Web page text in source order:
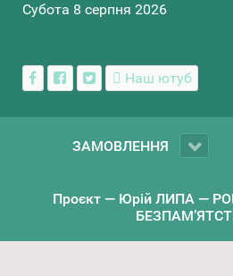
Субота 8 серпня 2026
Наш ютуб
ЗАМОВЛЕННЯ
Проєкт — Юрій ЛИПА —